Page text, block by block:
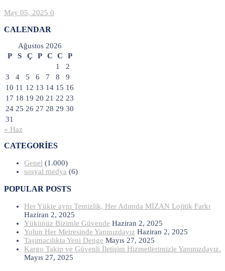
May 05, 2025 0
CALENDAR
Ağustos 2026
P
S Ç P C C
P
1
2
3
4 5 6 7 8
9
10 11 12 13 14 15 16
17 18 19 20 21 22 23
24 25 26 27 28 29 30
31
« Haz
CATEGORIES
Genel (1.000)
sosyal medya (6)
POPULAR POSTS
Her Yükte aynı Temizlik, Her Adımda MİZAN Lojitik Farkı
Haziran 2, 2025
Yükünüz Bizimle Güvende Haziran 2, 2025
Yolun Her Metresinde Yanınızdayız Haziran 2, 2025
Taşımacılıkta Yeni Denge Mayıs 27, 2025
Kargo Takip ve Güvenli İletişim Hizmetlerimizle Yanınızdayız.
Mayıs 27, 2025